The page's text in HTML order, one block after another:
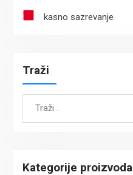
kasno sazrevanje
Traži
Search
Kategorije proizvoda